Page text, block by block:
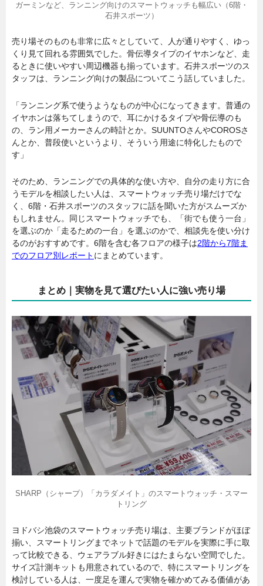
ガーミンなど、ランニング向けのスマートウォッチも幅広い（6階・
石井スポーツ）
売り場そのものも非常に広々としていて、人が通りやすく、ゆっ
くり見て回れる雰囲気でした。骨伝導タイプのイヤホンなど、走
るときに使いやすい周辺機器も揃っています。石井スポーツのス
タッフは、ランニング向けの製品についてこう話していました。
「ランニング系で使うようなものが中心になってきます。普通の
イヤホンは落ちてしまうので、耳にかけるタイプや骨伝導のも
の、ラン用メーカーさんの時計とか。SUUNTOさんやCOROSさ
んとか、普段使いというより、そういう用途に特化したもので
す」
そのため、ランニングでの具体的な使い方や、自分の走り方に合
うモデルを相談したい人は、スマートウォッチ売り場だけでな
く、6階・石井スポーツのスタッフに話を聞いた方がスムーズか
もしれません。同じスマートウォッチでも、「街でも使う一台」
を選ぶのか「走るための一台」を選ぶのかで、相談先を使い分け
るのがおすすめです。6階を含む各フロアの様子は2階から7階ま
でのフロア別レポート にまとめています。
まとめ｜実物を見て選びたい人に強い売り場
SHARP（シャープ）「カラダメイト」のスマートウォッチ・スマー
トリング
ヨドバシ池袋のスマートウォッチ売り場は、主要ブランドがほぼ
揃い、スマートリングまでネットで話題のモデルを実際に手に取
って比較できる、ウェアラブル好きにはたまらない空間でした。
サイズ計測キットも用意されているので、特にスマートリングを
検討している人は、一度足を運んで実物を確かめてみる価値があ